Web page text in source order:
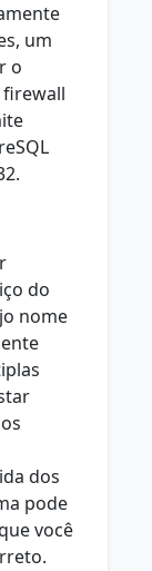
um
o
firewall
do
nome
dos
pode
você